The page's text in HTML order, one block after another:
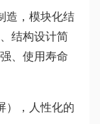
造，模块化结
结构设计简
、使用寿命
），人性化的